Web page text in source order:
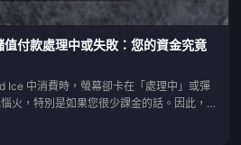
付款處理中或失敗：您的資金究竟
Ice 中消費時，螢幕卻卡在「處理中」或彈
火，特別是如果您很少課金的話。因此，在
嘗試。先記下您的訂單 ID，然後去查看您
是臨時的授權扣款（預留額度）還是真正的